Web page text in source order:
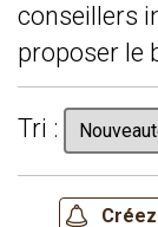
conseillers
proposer le
Tri :